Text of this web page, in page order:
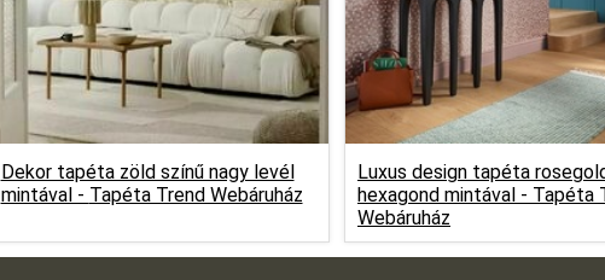
Dekor tapéta zöld színű nagy levél
mintával - Tapéta Trend Webáruház
Luxus design tapéta
hexagond mintával - Tapéta
Webáruház